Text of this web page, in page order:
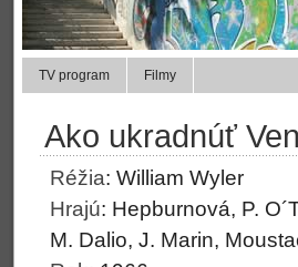
TV program Filmy
Ako ukradnúť
Réžia: William Wyler
Hrajú: Hepburnová, P.
M. Dalio, J. Marin,